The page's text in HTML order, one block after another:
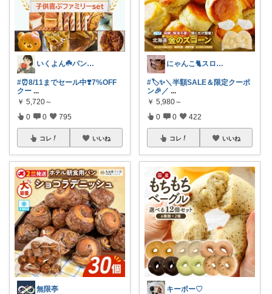
いくよん☘️パンのある暮らし✨
#⏰8/11までセール中❣️7%OFF
クー ...
￥ 5,720～
0 0 795
コレ いいね
無限亭
にゃんこ🐈スローです🐢💦
#🏷️✨＼半額SALE＆限定クーポ
ン🎉／ ...
￥ 5,980～
0 0 422
コレ いいね
キーボー♡